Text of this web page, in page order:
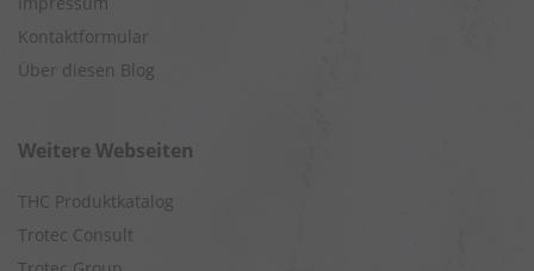
Kontaktformular
Über diesen Blog
Weitere Webseiten
THC Produktkatalog
Trotec Consult